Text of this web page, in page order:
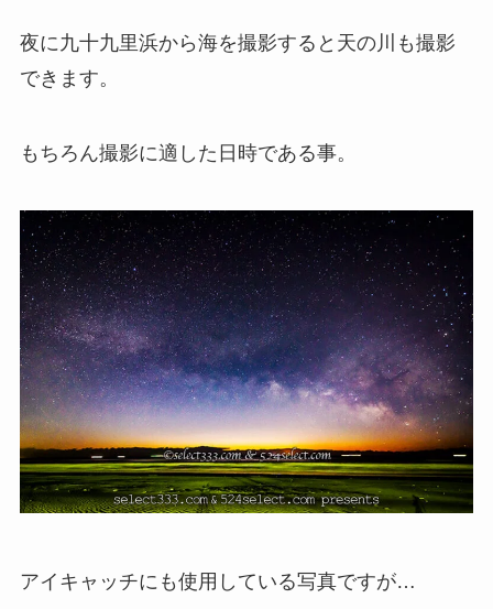
夜に九十九里浜から海を撮影すると天の川も撮影
できます。
もちろん撮影に適した日時である事。
アイキャッチにも使用している写真ですが…